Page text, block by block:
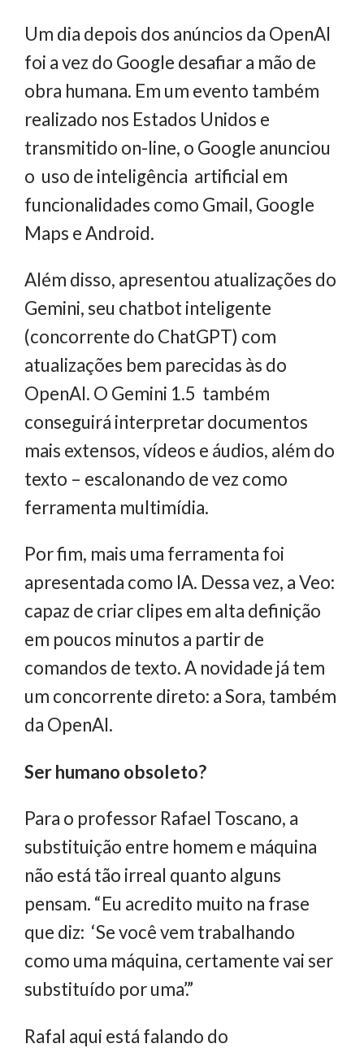
Um dia depois dos anúncios da OpenAI
foi a vez do Google desafiar a mão de
obra humana. Em um evento também
realizado nos Estados Unidos e
transmitido on-line, o Google anunciou
o uso de inteligência artificial em
funcionalidades como Gmail, Google
Maps e Android.
Além disso, apresentou atualizações do
Gemini, seu chatbot inteligente
(concorrente do ChatGPT) com
atualizações bem parecidas às do
OpenAI. O Gemini 1.5 também
conseguirá interpretar documentos
mais extensos, vídeos e áudios, além do
texto – escalonando de vez como
ferramenta multimídia.
Por fim, mais uma ferramenta foi
apresentada como IA. Dessa vez, a Veo:
capaz de criar clipes em alta definição
em poucos minutos a partir de
comandos de texto. A novidade já tem
um concorrente direto: a Sora, também
da OpenAI.
Ser humano obsoleto?
Para o professor Rafael Toscano, a
substituição entre homem e máquina
não está tão irreal quanto alguns
pensam. “Eu acredito muito na frase
que diz: ‘Se você vem trabalhando
como uma máquina, certamente vai ser
substituído por uma’.”
Rafal aqui está falando do